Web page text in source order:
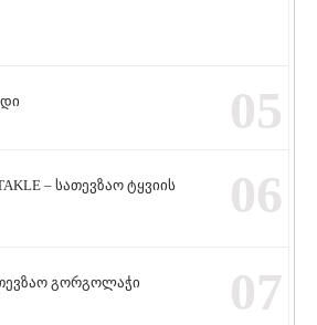
05
– სათევზაო ტყვიის
06
გორგოლაჭი
07